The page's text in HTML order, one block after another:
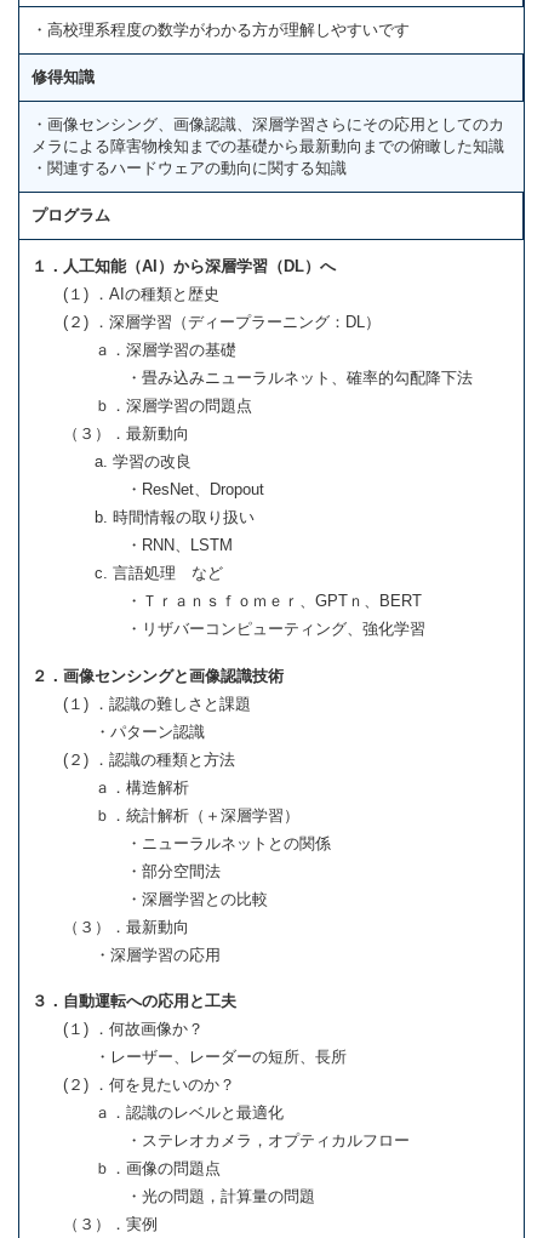
・高校理系程度の数学がわかる方が理解しやすいです
修得知識
・画像センシング、画像認識、深層学習さらにその応用としてのカ
メラによる障害物検知までの基礎から最新動向までの俯瞰した知識
・関連するハードウェアの動向に関する知識
プログラム
１．人工知能（AI）から深層学習（DL）へ
(１) ．AIの種類と歴史
(２) ．深層学習（ディープラーニング：DL）
ａ．深層学習の基礎
・畳み込みニューラルネット、確率的勾配降下法
ｂ．深層学習の問題点
（３）．最新動向
a. 学習の改良
・ResNet、Dropout
b. 時間情報の取り扱い
・RNN、LSTM
c. 言語処理 など
・Ｔｒａｎｓｆｏｍｅｒ、GPTｎ、BERT
・リザバーコンピューティング、強化学習
２．画像センシングと画像認識技術
(１) ．認識の難しさと課題
・パターン認識
(２) ．認識の種類と方法
ａ．構造解析
ｂ．統計解析（＋深層学習）
・ニューラルネットとの関係
・部分空間法
・深層学習との比較
（３）．最新動向
・深層学習の応用
３．自動運転への応用と工夫
(１) ．何故画像か？
・レーザー、レーダーの短所、長所
(２) ．何を見たいのか？
ａ．認識のレベルと最適化
・ステレオカメラ，オプティカルフロー
ｂ．画像の問題点
・光の問題，計算量の問題
（３）．実例